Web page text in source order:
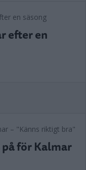
efter en
för Kalmar